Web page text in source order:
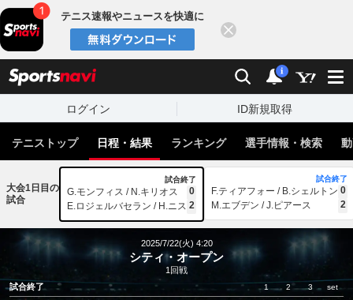
テニス速報やニュースを快適に
検索 通知
i
ログイン ID新規取得
テニストップ 日程・結果 ランキング 選手情報・検索
大会1日目の
試合
試合終了
G.モンフィス / N.キリオス
0
E.ロジェルバセラン / H.ニス 2
試合終了
F.ティアフォー / B.シェルトン 0
M.エブデン / J.ピアース
2
2025/7/22(火) 4:20
シティ・オープン
1回戦
試合終了
1 2 3 set